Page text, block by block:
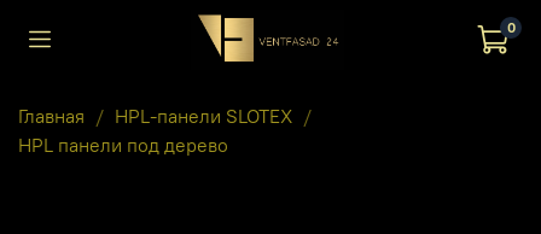
0
Главная
HPL-панели SLOTEX
HPL панели под дерево